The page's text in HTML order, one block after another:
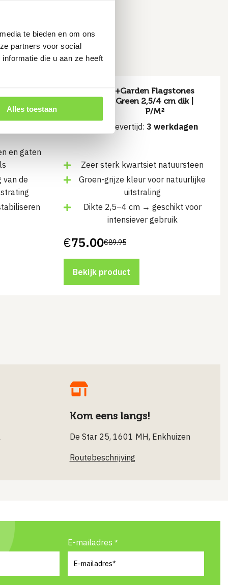
te bieden en om ons
partners voor social
die u aan ze heeft
Alles toestaan
Grijs
en gaten
van de
+Garden Flagstones
Green 2,5/4 cm dik |
P/M²
Levertijd:3 werkdagen
Zeer sterk kwartsiet natuursteen
Groen-grijze kleur voor natuurlijke
uitstraling
Dikte 2,5–4 cm → geschikt voor
intensiever gebruik
€89.95
Oorspronkelijke
was:
€89.95.
€75.00
Huidige
is:
€75.00.
Bekijk product
Kom eens langs!
De Star 25, 1601 MH, Enkhuizen
Routebeschrijving
E-mailadres